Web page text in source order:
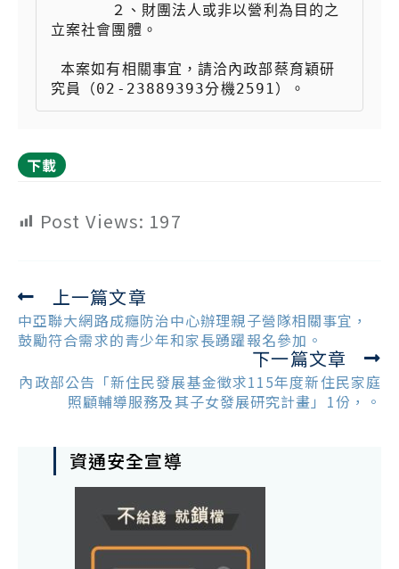
立案社會團體。
本案如有相關事宜，請洽內政部蔡育穎研
究員（02-23889393分機2591）。
下載
Post Views: 197
Read
more
articles
上一篇文章
中亞聯大網路成癮防治中心辦理親子營隊相關事宜，
鼓勵符合需求的青少年和家長踴躍報名參加。
下一篇文章
內政部公告「新住民發展基金徵求115年度新住民家庭
照顧輔導服務及其子女發展研究計畫」1份，。
資通安全宣導